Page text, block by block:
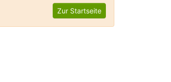
Zur Startseite